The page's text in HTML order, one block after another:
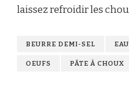
laissez refroidir les
BEURRE DEMI-SEL EAU
OEUFS PÂTE À CHOUX